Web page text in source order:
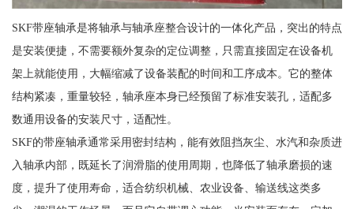
SKF带座轴承是将轴承与轴承座整合设计的一体化产品，突出的特点
是安装便捷，不需要额外复杂的定位调整，只需直接固定在设备机
架上就能使用，大幅缩减了设备装配的时间和工序成本。它的整体
结构紧凑，重量较轻，轴承座本身已经预留了标准安装孔，适配多
数通用设备的安装尺寸，适配性。
SKF的带座轴承通常采用密封结构，能有效阻挡灰尘、水汽和杂质进
入轴承内部，既延长了润滑脂的使用周期，也降低了轴承磨损的速
度，提升了使用寿命，适合纺织机械、农业设备、输送线这类多